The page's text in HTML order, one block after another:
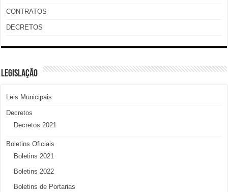
CONTRATOS
DECRETOS
LEGISLAÇÃO
Leis Municipais
Decretos
Decretos 2021
Boletins Oficiais
Boletins 2021
Boletins 2022
Boletins de Portarias